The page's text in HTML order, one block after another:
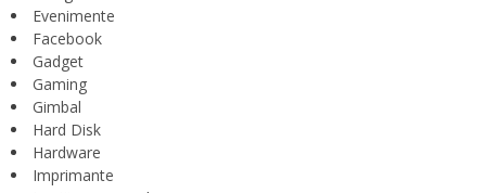
Evenimente
Facebook
Gadget
Gaming
Gimbal
Hard Disk
Hardware
Imprimante